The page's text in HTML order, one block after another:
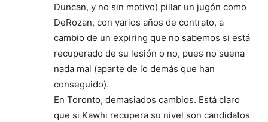
Duncan, y no sin motivo) pillar un jugón como
DeRozan, con varios años de contrato, a
cambio de un expiring que no sabemos si está
recuperado de su lesión o no, pues no suena
nada mal (aparte de lo demás que han
conseguido).
En Toronto, demasiados cambios. Está claro
que si Kawhi recupera su nivel son candidatos